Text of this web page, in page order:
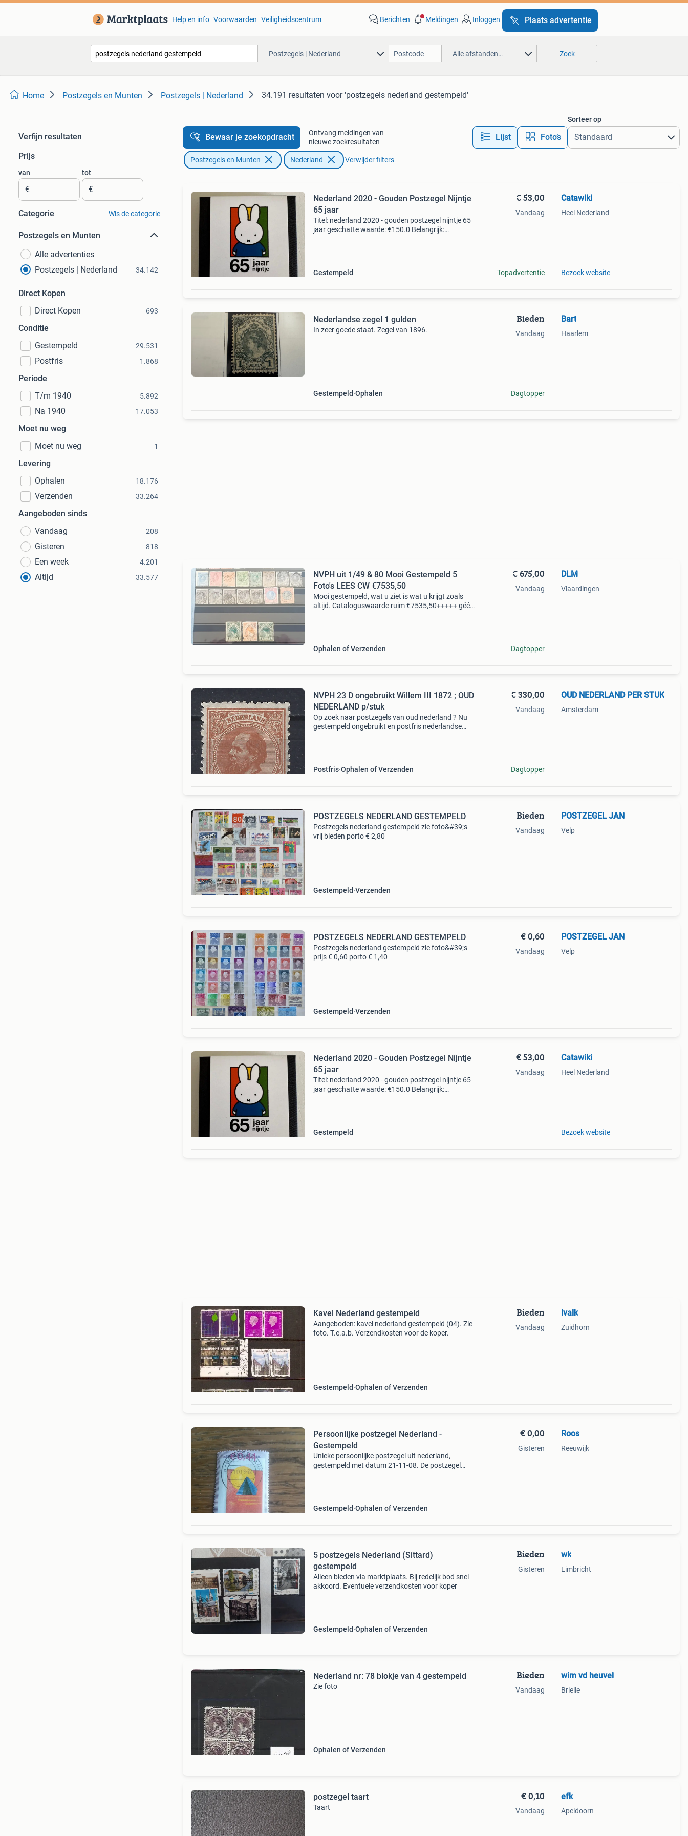
Help en info Voorwaarden Veiligheidscentrum Berichten Meldingen Inloggen Plaats advertentie
Postzegels | Nederland Alle afstanden… Zoek
Home Postzegels en Munten Postzegels | Nederland 34.191 resultaten voor 'postzegels nederland gestempeld'
Verfijn resultaten
Prijs
van
€
tot
€
Categorie Wis de categorie
Postzegels en Munten
Alle advertenties
Postzegels | Nederland
34.142
Direct Kopen
Direct Kopen
693
Conditie
Gestempeld
29.531
Postfris 1.868
Periode
T/m 1940
5.892
Na 1940 17.053
Moet nu weg
Moet nu weg
1
Levering
Ophalen
18.176
Verzenden 33.264
Aangeboden sinds
Vandaag
208
Gisteren 818
Een week 4.201
Altijd 33.577
Bewaar je zoekopdracht
Ontvang meldingen van
nieuwe zoekresultaten
Lijst Foto’s
Sorteer op
Postzegels en Munten Nederland Verwijder filters
Nederland 2020 - Gouden Postzegel Nijntje
65 jaar
Titel: nederland 2020 - gouden postzegel nijntje 65
jaar geschatte waarde: €150.0 Belangrijk:
Gestempeld
€ 53,00
Vandaag
Topadvertentie
Catawiki
Heel Nederland
Bezoek website
Nederlandse zegel 1 gulden
In zeer goede staat. Zegel van 1896.
Gestempeld Ophalen
Bieden
Vandaag
Dagtopper
Bart
Haarlem
NVPH uit 1/49 & 80 Mooi Gestempeld 5
Foto's LEES CW €7535,50
Mooi gestempeld, wat u ziet is wat u krijgt zoals
altijd. Cataloguswaarde ruim €7535,50+++++ géén
Ophalen of Verzenden
€ 675,00
Vandaag
Dagtopper
DLM
Vlaardingen
NVPH 23 D ongebruikt Willem III 1872 ; OUD
NEDERLAND p/stuk
Op zoek naar postzegels van oud nederland ? Nu
gestempeld ongebruikt en postfris nederlandse
Postfris Ophalen of Verzenden
€ 330,00
Vandaag
Dagtopper
OUD NEDERLAND PER STUK
Amsterdam
POSTZEGELS NEDERLAND GESTEMPELD
Postzegels nederland gestempeld zie foto&#39;s
vrij bieden porto € 2,80
Gestempeld Verzenden
Bieden
Vandaag
POSTZEGEL JAN
Velp
POSTZEGELS NEDERLAND GESTEMPELD
Postzegels nederland gestempeld zie foto&#39;s
prijs € 0,60 porto € 1,40
Gestempeld Verzenden
€ 0,60
Vandaag
POSTZEGEL JAN
Velp
Nederland 2020 - Gouden Postzegel Nijntje
65 jaar
Titel: nederland 2020 - gouden postzegel nijntje 65
jaar geschatte waarde: €150.0 Belangrijk:
Gestempeld
€ 53,00
Vandaag
Catawiki
Heel Nederland
Bezoek website
Kavel Nederland gestempeld
Aangeboden: kavel nederland gestempeld (04). Zie
foto. T.e.a.b. Verzendkosten voor de koper.
Gestempeld Ophalen of Verzenden
Bieden
Vandaag
lvalk
Zuidhorn
Persoonlijke postzegel Nederland -
Gestempeld
Unieke persoonlijke postzegel uit nederland,
gestempeld met datum 21-11-08. De postzegel
Gestempeld Ophalen of Verzenden
€ 0,00
Gisteren
Roos
Reeuwijk
5 postzegels Nederland (Sittard)
gestempeld
Alleen bieden via marktplaats. Bij redelijk bod snel
akkoord. Eventuele verzendkosten voor koper
Gestempeld Ophalen of Verzenden
Bieden
Gisteren
wk
Limbricht
Nederland nr: 78 blokje van 4 gestempeld
Zie foto
Ophalen of Verzenden
Bieden
Vandaag
wim vd heuvel
Brielle
postzegel taart
Taart
€ 0,10
Vandaag
efk
Apeldoorn